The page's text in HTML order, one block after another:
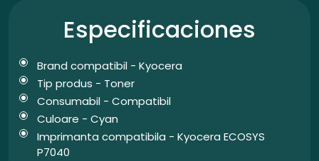
Especificaciones
Brand compatibil - Kyocera
Tip produs - Toner
Consumabil - Compatibil
Culoare - Cyan
Imprimanta compatibila - Kyocera ECOSYS
P7040